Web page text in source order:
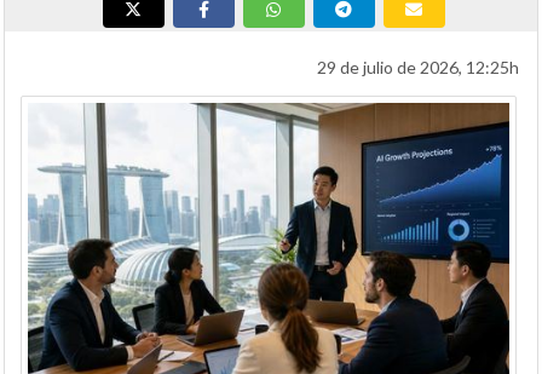
29 de julio de 2026, 12:25h